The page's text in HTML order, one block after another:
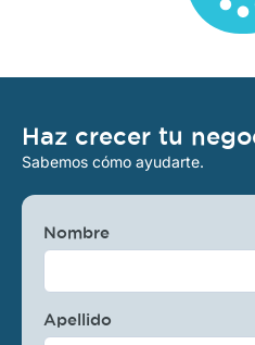
Haz crecer tu
Sabemos cómo ayudarte.
Nombre
Apellido